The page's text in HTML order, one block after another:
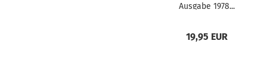
Ausgabe 1978...
19,95 EUR